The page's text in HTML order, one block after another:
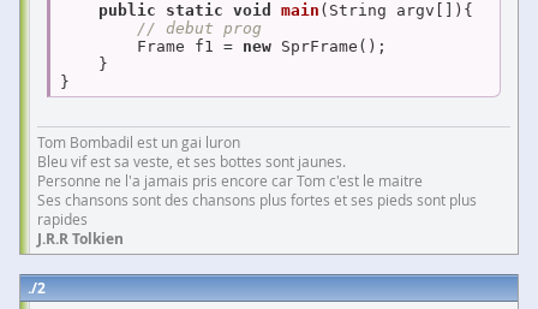
public
static void main (String argv[]) {
// debut prog
Frame f1 = new SprFrame();
}
Tom Bombadil est un gai luron
Bleu vif est sa veste, et ses bottes sont jaunes.
Personne ne l'a jamais pris encore car Tom c'est le maitre
Ses chansons sont des chansons plus fortes et ses pieds sont plus
rapides
J.R.R Tolkien
2